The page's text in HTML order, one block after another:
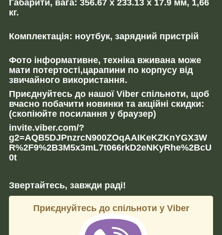
Габарити, вага: 356.67 x 233.13 x 17.9 мм, 1,66
кг.
Комплектація: ноутбук, зарядний пристрій
Фото інформативне, техніка вживана може
мати потертості,царапини по корпусу від
звичайного використання.
Приєднуйтесь до нашої Viber спільноти, щоб
вчасно побачити новинки та акційні скидки:
(скопіюйте посилання у браузер)
invite.viber.com/?
g2=AQB5DJPnzrcN900ZOqAAIKeKZKnYGX3W
R%2F9%2B3M5x3mL7t066rkD2eNKyRhe%2BcU
0t
Звертайтесь, завжди раді!
Приєднуйтесь до спільноти у Viber